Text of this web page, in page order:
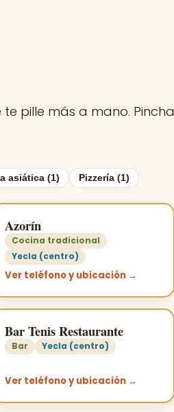
pille más a mano. Pincha
asiática (1) Pizzería (1)
Azorín
Cocina tradicional
Yecla (centro)
Ver teléfono y ubicación →
Bar Tenis Restaurante
Bar Yecla (centro)
Ver teléfono y ubicación →